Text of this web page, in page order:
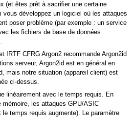
(et êtes prêt à sacrifier une certaine
développez un logiciel où les attaques
poser problème (par exemple : un service
les fichiers de base de données
IRTF CFRG Argon2 recommande Argon2id
serveur, Argon2id est en général en
mais notre situation (appareil client) est
ci-dessus.
linéairement avec le temps requis. En
mémoire, les attaques GPU/ASIC
temps requis augmente). Le paramètre